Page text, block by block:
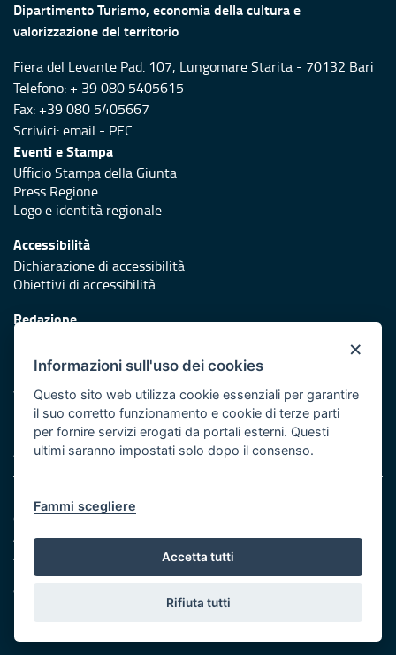
Dipartimento Turismo, economia della cultura e
valorizzazione del territorio
Fiera del Levante Pad. 107, Lungomare Starita - 70132 Bari
Telefono: + 39 080 5405615
Fax: +39 080 5405667
Scrivici:email - PEC
Eventi e Stampa
Ufficio Stampa della Giunta
Press Regione
Logo e identità regionale
Accessibilità
Dichiarazione di accessibilità
Obiettivi di accessibilità
Redazione
Protezione civile
Vai al sito di Protezione Civile Puglia
Iniziativa finanziata con risorse del POR Puglia 2014/2020 -
Asse XI
Note legali
Cookie e privacy
Amministrazione trasparente
Atti di notifica
Feed RSS
Servizi intranet
×
Informazioni sull'uso dei cookies
Questo sito web utilizza cookie essenziali per garantire
il suo corretto funzionamento e cookie di terze parti
per fornire servizi erogati da portali esterni. Questi
ultimi saranno impostati solo dopo il consenso.
Fammi scegliere
Accetta tutti
Rifiuta tutti